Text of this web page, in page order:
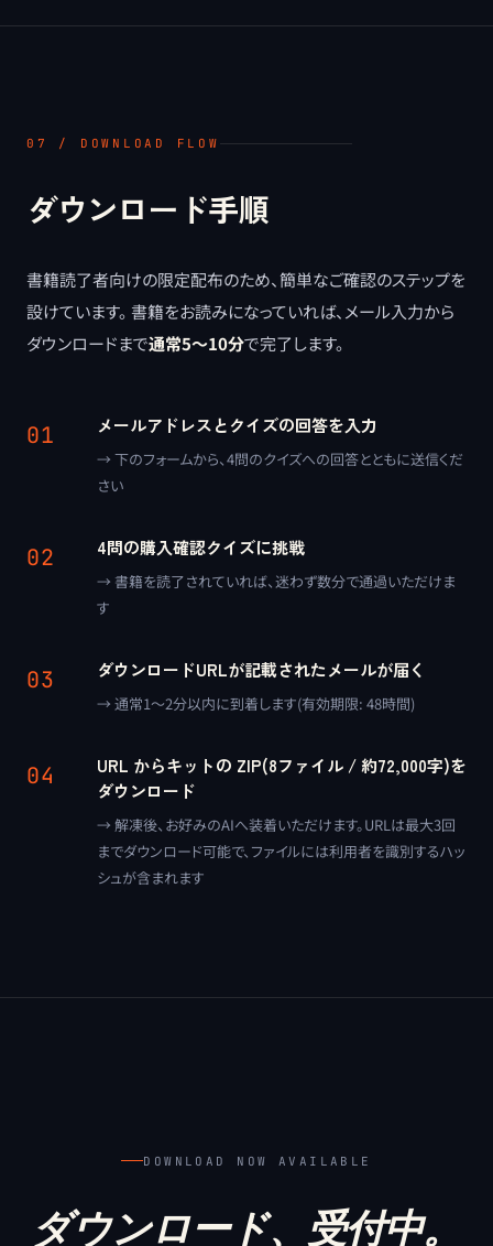
07 / DOWNLOAD FLOW
ダウンロード手順
書籍読了者向けの限定配布のため、簡単なご確認のステップを
設けています。 書籍をお読みになっていれば、メール入力から
ダウンロードまで通常5〜10分で完了します。
01 メールアドレスとクイズの回答を入力
→ 下のフォームから、4問のクイズへの回答とともに送信くだ
さい
02 4問の購入確認クイズに挑戦
→ 書籍を読了されていれば、迷わず数分で通過いただけま
す
03 ダウンロードURLが記載されたメールが届く
→ 通常1〜2分以内に到着します(有効期限: 48時間)
04
URL からキットの ZIP(8ファイル / 約72,000字)を
ダウンロード
→ 解凍後、お好みのAIへ装着いただけます。URLは最大3回
までダウンロード可能で、ファイルには利用者を識別するハッ
シュが含まれます
DOWNLOAD NOW AVAILABLE
ダウンロード、受付中。